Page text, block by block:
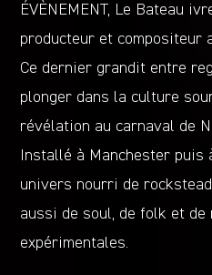
ÉVÈNEMENT, Le Bateau
producteur et compositeur
Ce dernier grandit entre
plonger dans la culture
révélation au carnaval de
Installé à Manchester
univers nourri de
aussi de soul, de folk et de
expérimentales.